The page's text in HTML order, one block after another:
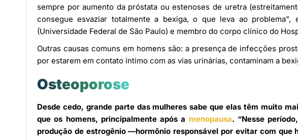
sempre por aumento da próstata ou estenoses de uretra
consegue esvaziar totalmente a bexiga, o que leva ao
(Universidade Federal de São Paulo) e membro do corpo clínico do
Outras causas comuns em homens são: a presença de infecções
por estarem em contato íntimo com as vias urinárias, contaminam a
Osteoporose
Desde cedo, grande parte das mulheres sabe que elas têm muito
que os homens, principalmente após a menopausa. “Nesse
produção de estrogênio —hormônio responsável por evitar com que